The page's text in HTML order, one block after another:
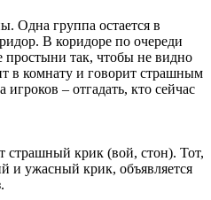
Одна группа остается в
В коридоре по очереди
простыни так, чтобы не видно
в комнату и говорит страшным
– отгадать, кто сейчас
страшный крик (вой, стон). Тот,
и ужасный крик, объявляется